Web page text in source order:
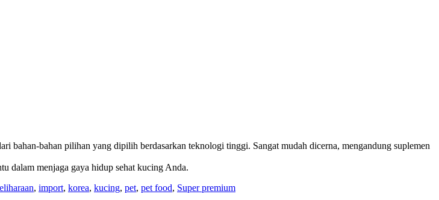
bahan-bahan pilihan yang dipilih berdasarkan teknologi tinggi. Sangat mudah dicerna, mengandung suplemen
dalam menjaga gaya hidup sehat kucing Anda.
, import, korea, kucing, pet, pet food, Super premium